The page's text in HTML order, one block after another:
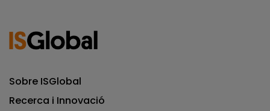
Sobre ISGlobal
Recerca i Innovació